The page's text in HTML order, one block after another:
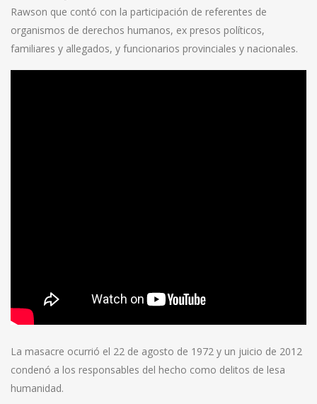
Rawson que contó con la participación de referentes de
organismos de derechos humanos, ex presos políticos,
familiares y allegados, y funcionarios provinciales y nacionales.
La masacre ocurrió el 22 de agosto de 1972 y un juicio de 2012
condenó a los responsables del hecho como delitos de lesa
humanidad.